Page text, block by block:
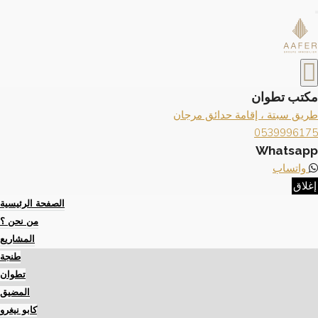
×تواصل معنا
×
مكتب تطوان
طريق سبتة ، إقامة حدائق مرجان
0539996175
Whatsapp
واتساب
إغلاق
الصفحة الرئيسية
من نحن ؟
المشاريع
طنجة
تطوان
المضيق
كابو نيغرو